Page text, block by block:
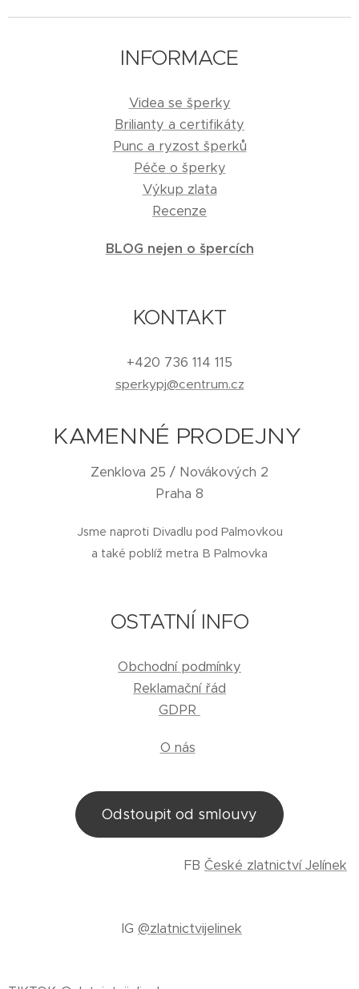
INFORMACE
Videa se šperky
Brilianty a certifikáty
Punc a ryzost šperků
Péče o šperky
Výkup zlata
Recenze
BLOG nejen o špercích
KONTAKT
+420 736 114 115
sperkypj@centrum.cz
KAMENNÉ PRODEJNY
Zenklova 25 / Novákových 2
Praha 8
Jsme naproti Divadlu pod Palmovkou
a také poblíž metra B Palmovka
OSTATNÍ INFO
Obchodní podmínky
Reklamační řád
GDPR
O nás
Odstoupit od smlouvy
FB České zlatnictví Jelínek
IG @zlatnictvijelinek